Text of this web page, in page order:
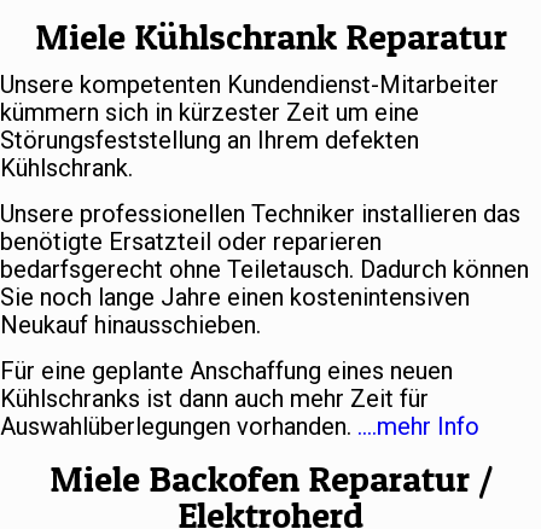
Miele Kühlschrank Reparatur
Unsere kompetenten Kundendienst-Mitarbeiter
kümmern sich in kürzester Zeit um eine
Störungsfeststellung an Ihrem defekten
Kühlschrank.
Unsere professionellen Techniker installieren das
benötigte Ersatzteil oder reparieren
bedarfsgerecht ohne Teiletausch. Dadurch können
Sie noch lange Jahre einen kostenintensiven
Neukauf hinausschieben.
Für eine geplante Anschaffung eines neuen
Kühlschranks ist dann auch mehr Zeit für
Auswahlüberlegungen vorhanden. ….mehr Info
Miele Backofen Reparatur /
Elektroherd